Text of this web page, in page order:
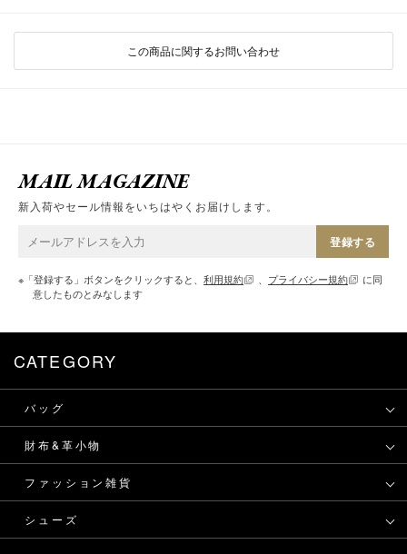
この商品に関するお問い合わせ
MAIL MAGAZINE
新入荷やセール情報をいちはやくお届けします。
登録する
※「登録する」ボタンをクリックすると、 利用規約 、 プライバシー規約
に同
意したものとみなします
CATEGORY
バッグ
財布&革小物
ファッション雑貨
シューズ